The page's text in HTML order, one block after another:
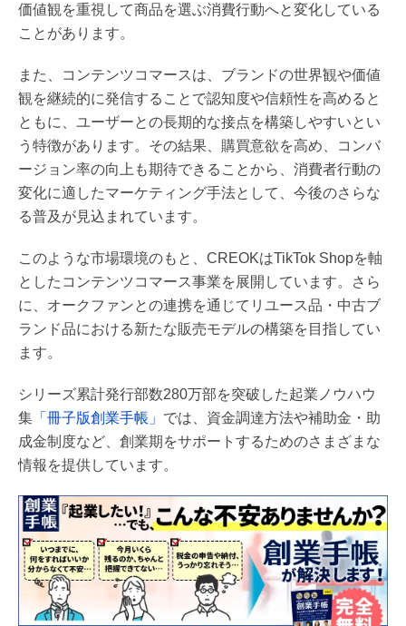
価値観を重視して商品を選ぶ消費行動へと変化している
ことがあります。
また、コンテンツコマースは、ブランドの世界観や価値
観を継続的に発信することで認知度や信頼性を高めると
ともに、ユーザーとの長期的な接点を構築しやすいとい
う特徴があります。その結果、購買意欲を高め、コンバ
ージョン率の向上も期待できることから、消費者行動の
変化に適したマーケティング手法として、今後のさらな
る普及が見込まれています。
このような市場環境のもと、CREOKはTikTok Shopを軸
としたコンテンツコマース事業を展開しています。さら
に、オークファンとの連携を通じてリユース品・中古ブ
ランド品における新たな販売モデルの構築を目指してい
ます。
シリーズ累計発行部数280万部を突破した起業ノウハウ
集 「冊子版創業手帳」 では、資金調達方法や補助金・助
成金制度など、創業期をサポートするためのさまざまな
情報を提供しています。